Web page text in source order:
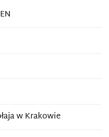
w Krakowie